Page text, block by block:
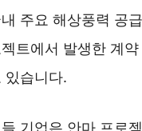
주요 해상풍력 공
젝트에서 발생한 계
있습니다.
기업은 안마 프로